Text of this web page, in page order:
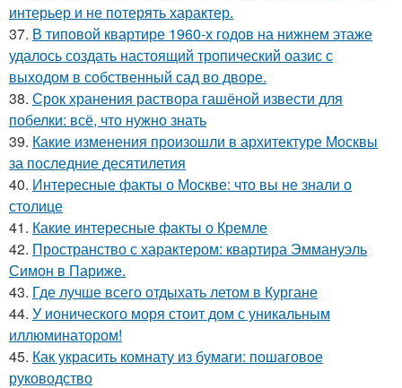
интерьер и не потерять характер.
37. В типовой квартире 1960-х годов на нижнем этаже
удалось создать настоящий тропический оазис с
выходом в собственный сад во дворе.
38. Срок хранения раствора гашёной извести для
побелки: всё, что нужно знать
39. Какие изменения произошли в архитектуре Москвы
за последние десятилетия
40. Интересные факты о Москве: что вы не знали о
столице
41. Какие интересные факты о Кремле
42. Пространство с характером: квартира Эммануэль
Симон в Париже.
43. Где лучше всего отдыхать летом в Кургане
44. У ионического моря стоит дом с уникальным
иллюминатором!
45. Как украсить комнату из бумаги: пошаговое
руководство